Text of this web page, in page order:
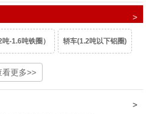
鼓风机 家用电扇 家用台扇
S9-100以上
-1.6吨铁圈） 轿车(1.2吨以下铝圈)
车（1.6吨以上铝圈）
看更多>>